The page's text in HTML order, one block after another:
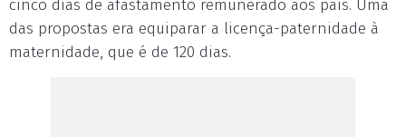
cinco dias de afastamento remunerado aos pais. Uma
das propostas era equiparar a licença-paternidade à
maternidade, que é de 120 dias.